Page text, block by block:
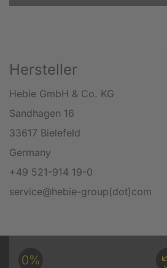
Hersteller
Hebie GmbH & Co. KG
Sandhagen 16
33617 Bielefeld
Germany
+49 521-914 19-0
service@hebie-group(dot)com
0%